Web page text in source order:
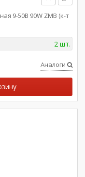
9-50В 90W ZMB (к-т
2 шт.
Аналоги